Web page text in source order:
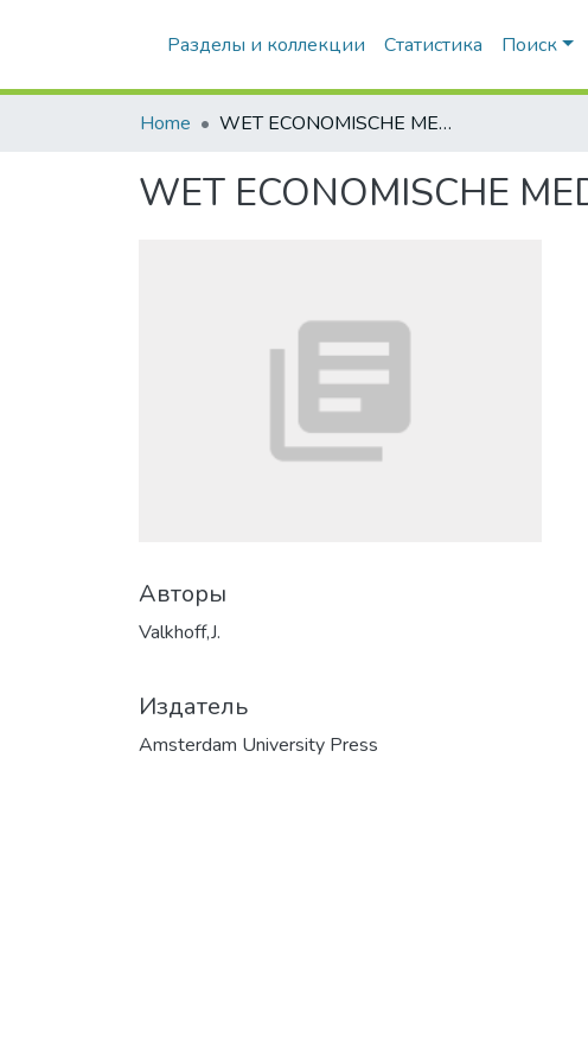
Разделы и коллекции Статистика Поиск
Home WET ECONOMISCHE MEDEDINGING
WET ECONOMISCHE
Авторы
Valkhoff,J.
Издатель
Amsterdam University Press